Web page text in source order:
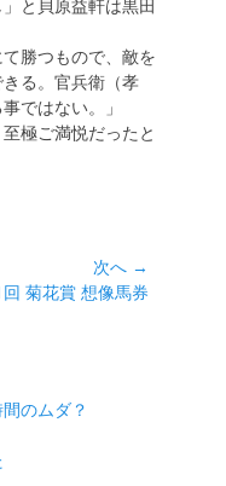
と貝原益軒は黒田
勝つもので、敵を
る。官兵衛（孝
ではない。」
極ご満悦だったと
次へ →
菊花賞 想像馬券
のムダ？